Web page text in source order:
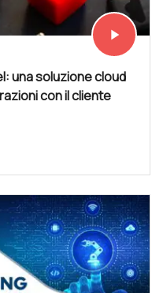
Vedi subito
play_arrow
una soluzione cloud
con il cliente